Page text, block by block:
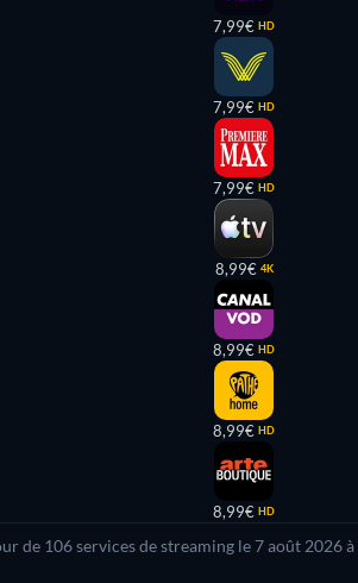
7,99€ HD
7,99€ HD
7,99€ HD
8,99€ 4K
8,99€ HD
8,99€ HD
8,99€ HD
de 106services de streaming le7 août 2026à